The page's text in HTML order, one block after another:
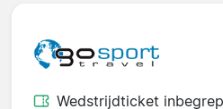
Wedstrijdticket